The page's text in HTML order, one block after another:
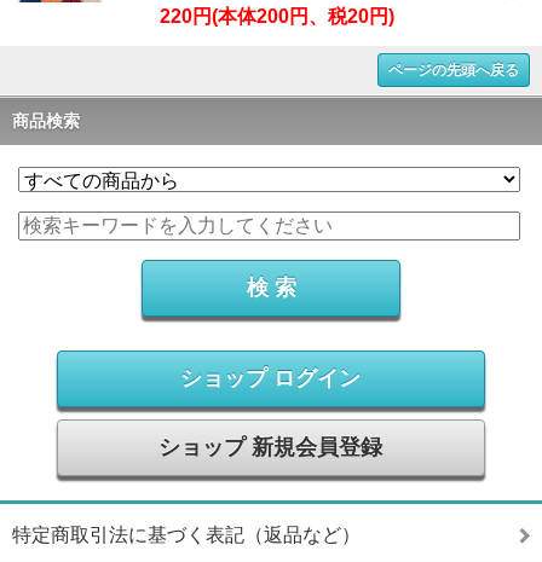
220円(本体200円、税20円)
ページの先頭へ戻る
商品検索
ショップ ログイン
ショップ 新規会員登録
特定商取引法に基づく表記（返品など）